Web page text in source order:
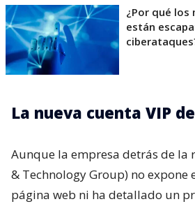
¿Por qué los
están
La nueva cuenta VIP
Aunque la empresa detrás de la
& Technology Group) no expone
página web ni ha detallado un